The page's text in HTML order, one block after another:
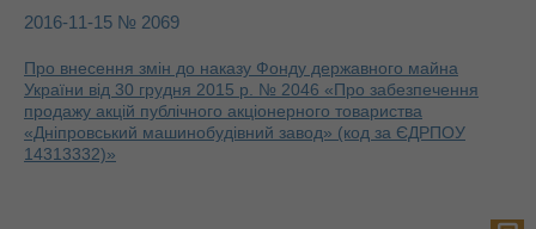
2016-11-15 № 2069
Про внесення змін до наказу Фонду державного майна
України від 30 грудня 2015 р. № 2046 «Про забезпечення
продажу акцій публічного акціонерного товариства
«Дніпровський машинобудівний завод» (код за ЄДРПОУ
14313332)»